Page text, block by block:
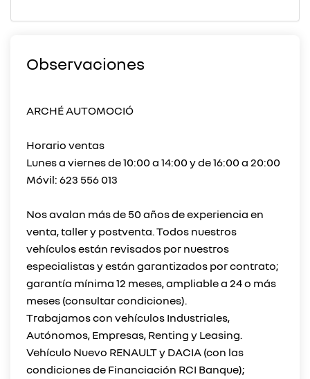
Observaciones
ARCHÉ AUTOMOCIÓ
Horario ventas
Lunes a viernes de 10:00 a 14:00 y de 16:00 a 20:00
Móvil: 623 556 013
Nos avalan más de 50 años de experiencia en
venta, taller y postventa. Todos nuestros
vehículos están revisados por nuestros
especialistas y están garantizados por contrato;
garantía mínima 12 meses, ampliable a 24 o más
meses (consultar condiciones).
Trabajamos con vehículos Industriales,
Autónomos, Empresas, Renting y Leasing.
Vehículo Nuevo RENAULT y DACIA (con las
condiciones de Financiación RCI Banque);